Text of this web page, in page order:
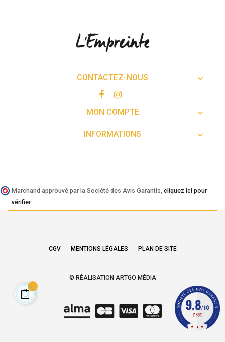
CONTACTEZ-NOUS 
MON COMPTE 
INFORMATIONS 
Marchand approuvé par la Société des Avis Garantis, cliquez ici pour
vérifier.
CGV MENTIONS LÉGALES PLAN DE SITE
© RÉALISATION ARTGO MÉDIA